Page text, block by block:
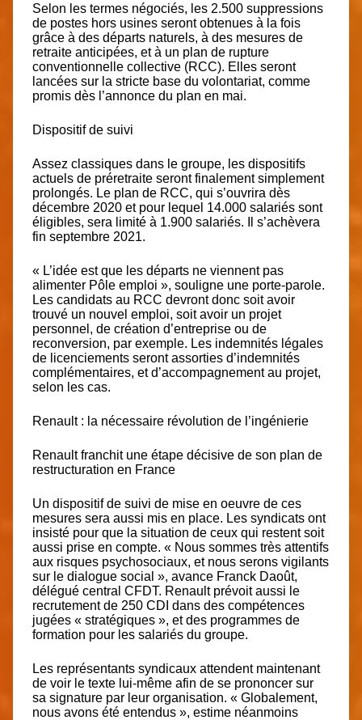
Selon les termes négociés, les 2.500 suppressions
de postes hors usines seront obtenues à la fois
grâce à des départs naturels, à des mesures de
retraite anticipées, et à un plan de rupture
conventionnelle collective (RCC). Elles seront
lancées sur la stricte base du volontariat, comme
promis dès l’annonce du plan en mai.
Dispositif de suivi
Assez classiques dans le groupe, les dispositifs
actuels de préretraite seront finalement simplement
prolongés. Le plan de RCC, qui s’ouvrira dès
décembre 2020 et pour lequel 14.000 salariés sont
éligibles, sera limité à 1.900 salariés. Il s’achèvera
fin septembre 2021.
« L’idée est que les départs ne viennent pas
alimenter Pôle emploi », souligne une porte-parole.
Les candidats au RCC devront donc soit avoir
trouvé un nouvel emploi, soit avoir un projet
personnel, de création d’entreprise ou de
reconversion, par exemple. Les indemnités légales
de licenciements seront assorties d’indemnités
complémentaires, et d’accompagnement au projet,
selon les cas.
Renault : la nécessaire révolution de l’ingénierie
Renault franchit une étape décisive de son plan de
restructuration en France
Un dispositif de suivi de mise en oeuvre de ces
mesures sera aussi mis en place. Les syndicats ont
insisté pour que la situation de ceux qui restent soit
aussi prise en compte. « Nous sommes très attentifs
aux risques psychosociaux, et nous serons vigilants
sur le dialogue social », avance Franck Daoût,
délégué central CFDT. Renault prévoit aussi le
recrutement de 250 CDI dans des compétences
jugées « stratégiques », et des programmes de
formation pour les salariés du groupe.
Les représentants syndicaux attendent maintenant
de voir le texte lui-même afin de se prononcer sur
sa signature par leur organisation. « Globalement,
nous avons été entendus », estime néanmoins